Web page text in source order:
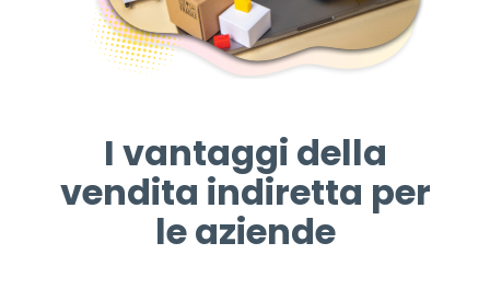
I vantaggi della
vendita indiretta per
le aziende